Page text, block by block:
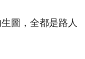
圖，全都是路人